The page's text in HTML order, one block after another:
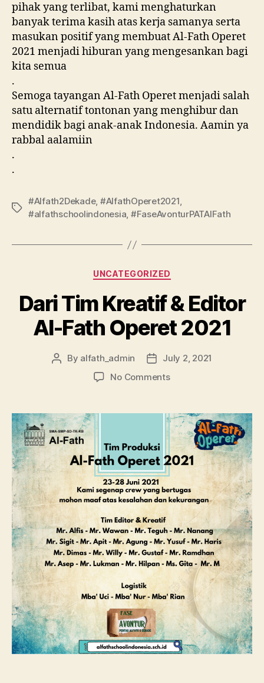
pihak yang terlibat, kami menghaturkan
banyak terima kasih atas kerja samanya serta
masukan positif yang membuat Al-Fath Operet
2021 menjadi hiburan yang mengesankan bagi
kita semua
.
Semoga tayangan Al-Fath Operet menjadi salah
satu alternatif tontonan yang menghibur dan
mendidik bagi anak-anak Indonesia. Aamin ya
rabbal aalamiin
.
.
#Alfath2Dekade, #AlfathOperet2021,
#alfathschoolindonesia, #FaseAvonturPATAlFath
UNCATEGORIZED
Dari Tim Kreatif & Editor
Al-Fath Operet 2021
By alfath_admin
July 2, 2021
No Comments